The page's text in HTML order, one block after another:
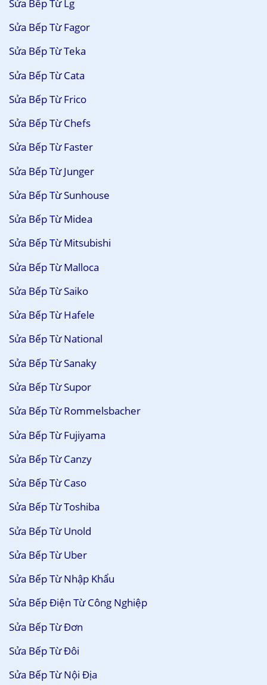
Sửa Bếp Từ Lg
Sửa Bếp Từ Fagor
Sửa Bếp Từ Teka
Sửa Bếp Từ Cata
Sửa Bếp Từ Frico
Sửa Bếp Từ Chefs
Sửa Bếp Từ Faster
Sửa Bếp Từ Junger
Sửa Bếp Từ Sunhouse
Sửa Bếp Từ Midea
Sửa Bếp Từ Mitsubishi
Sửa Bếp Từ Malloca
Sửa Bếp Từ Saiko
Sửa Bếp Từ Hafele
Sửa Bếp Từ National
Sửa Bếp Từ Sanaky
Sửa Bếp Từ Supor
Sửa Bếp Từ Rommelsbacher
Sửa Bếp Từ Fujiyama
Sửa Bếp Từ Canzy
Sửa Bếp Từ Caso
Sửa Bếp Từ Toshiba
Sửa Bếp Từ Unold
Sửa Bếp Từ Uber
Sửa Bếp Từ Nhập Khẩu
Sửa Bếp Điện Từ Công Nghiệp
Sửa Bếp Từ Đơn
Sửa Bếp Từ Đôi
Sửa Bếp Từ Nội Địa